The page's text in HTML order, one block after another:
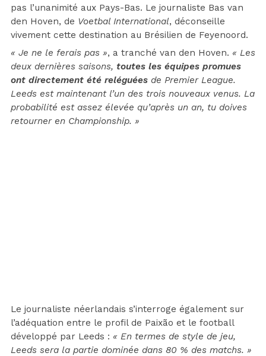
pas l’unanimité aux Pays-Bas. Le journaliste Bas van
den Hoven, de Voetbal International, déconseille
vivement cette destination au Brésilien de Feyenoord.
« Je ne le ferais pas », a tranché van den Hoven. « Les
deux dernières saisons, toutes les équipes promues
ont directement été reléguées de Premier League.
Leeds est maintenant l’un des trois nouveaux venus. La
probabilité est assez élevée qu’après un an, tu doives
retourner en Championship. »
Le journaliste néerlandais s’interroge également sur
l’adéquation entre le profil de Paixão et le football
développé par Leeds : « En termes de style de jeu,
Leeds sera la partie dominée dans 80 % des matchs. »